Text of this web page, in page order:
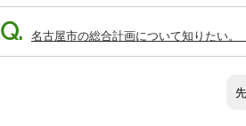
Q. 名古屋市の総合計画について知りたい。